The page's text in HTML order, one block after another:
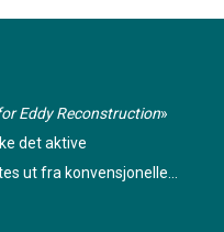
Eddy Reconstruction»
det aktive
ut fra konvensjonelle
SWOT-berikede kart.